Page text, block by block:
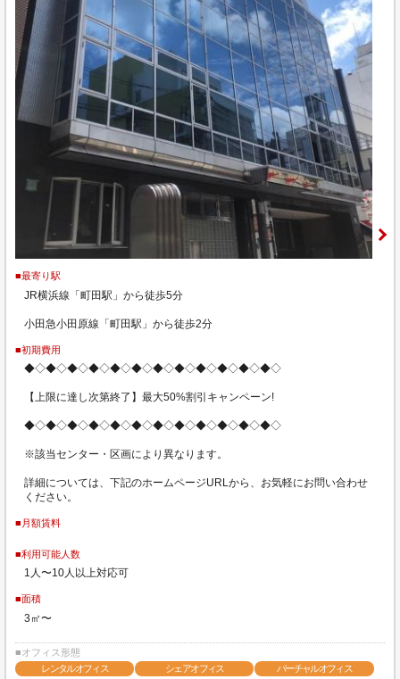
■最寄り駅
JR横浜線「町田駅」から徒歩5分
小田急小田原線「町田駅」から徒歩2分
■初期費用
◆◇◆◇◆◇◆◇◆◇◆◇◆◇◆◇◆◇◆◇◆◇◆◇
【上限に達し次第終了】最大50%割引キャンペーン!
◆◇◆◇◆◇◆◇◆◇◆◇◆◇◆◇◆◇◆◇◆◇◆◇
※該当センター・区画により異なります。
詳細については、下記のホームページURLから、お気軽にお問い合わせ
ください。
■月額賃料
■利用可能人数
1人〜10人以上対応可
■面積
3㎡〜
■オフィス形態
レンタルオフィス
シェアオフィス バーチャルオフィス